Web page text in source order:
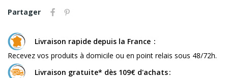
Partager
Livraison rapide depuis la France
Recevez vos produits à domicile ou en point relais sous 48/72h.
Livraison gratuite* dès 109€ d'achats